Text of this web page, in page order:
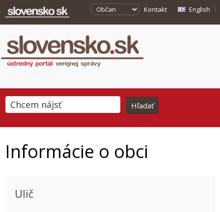
Kontakt English
Informácie o obci
Ulič